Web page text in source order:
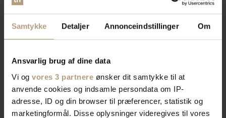
Samtykke Detaljer Annonceindstillinger Om
Ansvarlig brug af dine data
Vi og vores 3 partnere ønsker dit samtykke til at
anvende cookies og indsamle persondata om IP-
adresse, ID og din browser til præferencer, statistik og
marketingformål. Disse oplysninger videregives til vores